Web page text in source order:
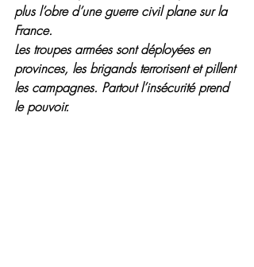
plus l’obre d’une guerre civil plane sur la
France.
Les troupes armées sont déployées en
provinces, les brigands terrorisent et pillent
les campagnes. Partout l’insécurité prend
le pouvoir.